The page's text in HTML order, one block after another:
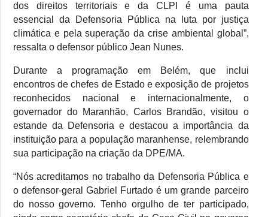
dos direitos territoriais e da CLPI é uma pauta
essencial da Defensoria Pública na luta por justiça
climática e pela superação da crise ambiental global”,
ressalta o defensor público Jean Nunes.
Durante a programação em Belém, que inclui
encontros de chefes de Estado e exposição de projetos
reconhecidos nacional e internacionalmente, o
governador do Maranhão, Carlos Brandão, visitou o
estande da Defensoria e destacou a importância da
instituição para a população maranhense, relembrando
sua participação na criação da DPE/MA.
“Nós acreditamos no trabalho da Defensoria Pública e
o defensor-geral Gabriel Furtado é um grande parceiro
do nosso governo. Tenho orgulho de ter participado,